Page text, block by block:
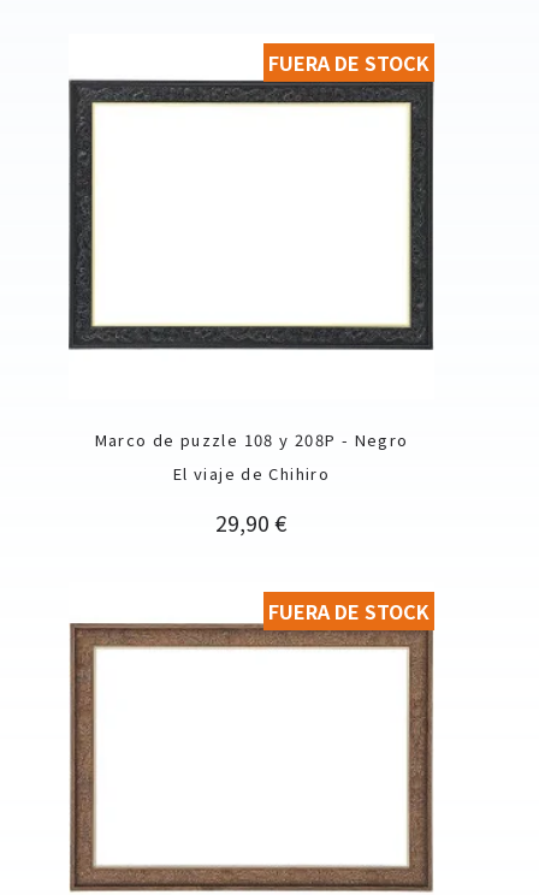
Marco de puzzle 108 y 208P - Negro
El viaje de Chihiro
Precio
29,90 €
FUERA DE STOCK
FUERA DE STOCK